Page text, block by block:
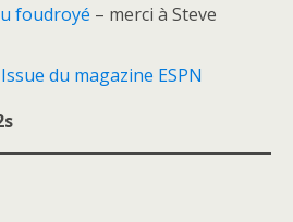
foudroyé – merci à Steve
du magazine ESPN